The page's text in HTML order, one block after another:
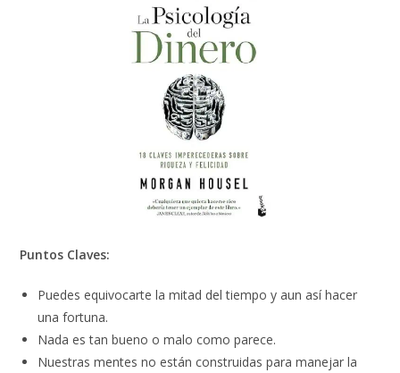
Puntos Claves:
Puedes equivocarte la mitad del tiempo y aun así hacer
una fortuna.
Nada es tan bueno o malo como parece.
Nuestras mentes no están construidas para manejar la